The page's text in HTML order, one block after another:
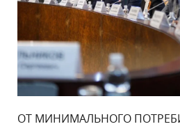
ОТ МИНИМАЛЬНОГО